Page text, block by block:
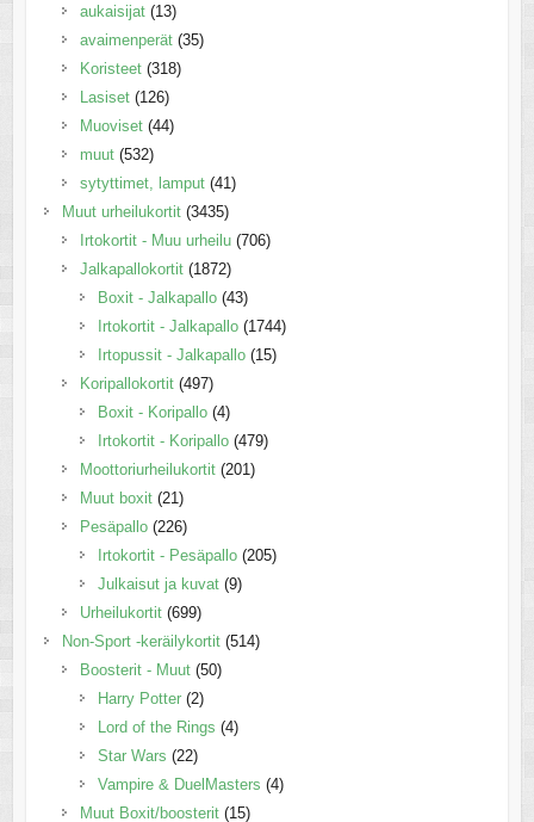
aukaisijat (13)
avaimenperät (35)
Koristeet (318)
Lasiset (126)
Muoviset (44)
muut (532)
sytyttimet, lamput (41)
Muut urheilukortit (3435)
Irtokortit - Muu urheilu (706)
Jalkapallokortit (1872)
Boxit - Jalkapallo (43)
Irtokortit - Jalkapallo (1744)
Irtopussit - Jalkapallo (15)
Koripallokortit (497)
Boxit - Koripallo (4)
Irtokortit - Koripallo (479)
Moottoriurheilukortit (201)
Muut boxit (21)
Pesäpallo (226)
Irtokortit - Pesäpallo (205)
Julkaisut ja kuvat (9)
Urheilukortit (699)
Non-Sport -keräilykortit (514)
Boosterit - Muut (50)
Harry Potter (2)
Lord of the Rings (4)
Star Wars (22)
Vampire & DuelMasters (4)
Muut Boxit/boosterit (15)